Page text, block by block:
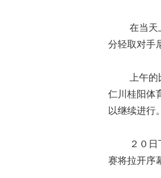
在当天上
分轻取对手
上午的比
仁川桂阳体
以继续进行。
２０日下
赛将拉开序